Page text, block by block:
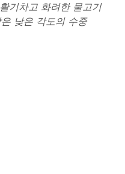
기차고 화려한 물고기
낮은 각도의 수중